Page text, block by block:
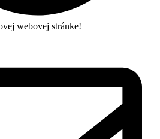
webovej stránke!